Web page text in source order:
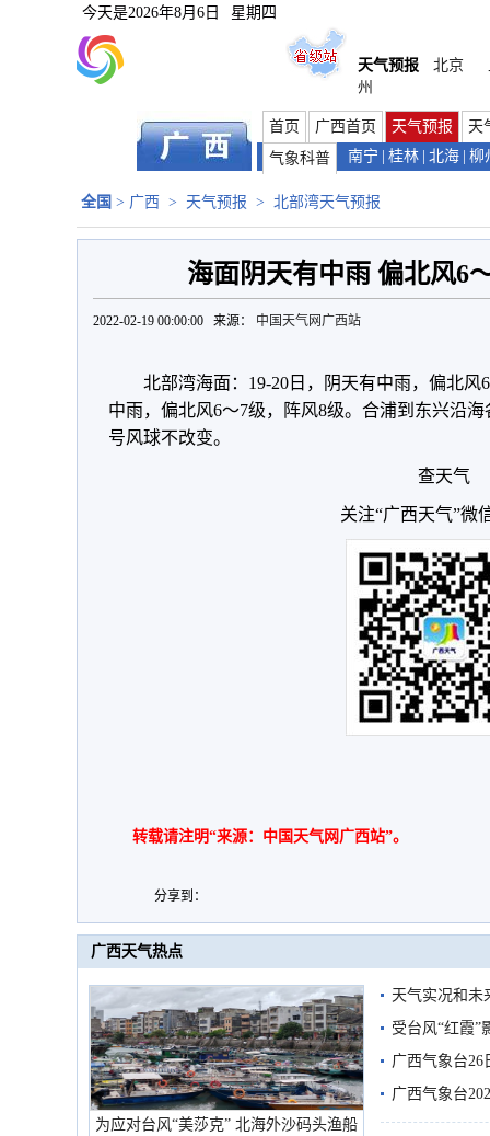
今天是2026年8月6日 星期四
天气预报 北京
州
首页 广西首页 天气预报
天
气象科普
南宁 桂林 北海 柳
全国 > 广西 > 天气预报 > 北部湾天气预报
海面阴天有中雨 偏北风6
2022-02-19 00:00:00 来源： 中国天气网广西站
北部湾海面：19-20日，阴天有中雨，偏北风
中雨，偏北风6～7级，阵风8级。合浦到东兴沿
号风球不改变。
查天气
关注“广西天气”微
转载请注明“来源：中国天气网广西站”。
分享到：
广西天气热点
为应对台风“美莎克” 北海外沙码头渔船
天气实况和未
受台风“红霞”
有较强降雨
广西气象台26
广西气象台
预警